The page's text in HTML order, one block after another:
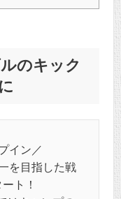
のキック
イン／
を目指した戦
ト！